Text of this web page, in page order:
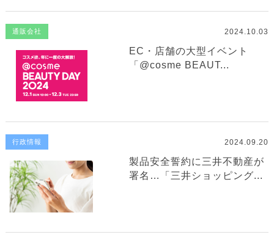
通販会社 2024.10.03
EC・店舗の大型イベント
「@cosme BEAUT...
行政情報 2024.09.20
製品安全誓約に三井不動産が
署名…「三井ショッピング...